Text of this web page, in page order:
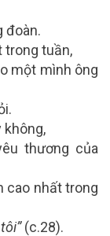
đoàn.
trong tuần,
một mình ông
không,
thương của
cao nhất trong
(c.28).